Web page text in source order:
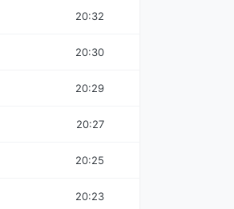
20:32
20:30
20:29
20:27
20:25
20:23